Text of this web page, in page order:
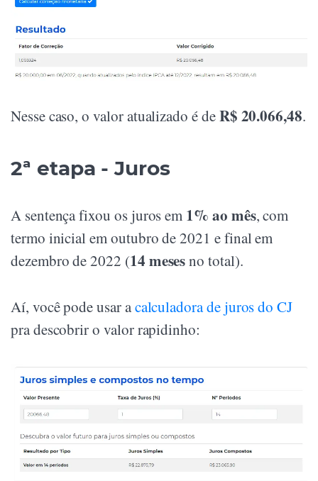
Nesse caso, o valor atualizado é deR$ 20.066,48.
2ª etapa - Juros
A sentença fixou os juros em 1% ao mês, com
termo inicial em outubro de 2021 e final em
dezembro de 2022 (14 mesesno total).
Aí, você pode usar acalculadora de juros do CJ
pra descobrir o valor rapidinho: